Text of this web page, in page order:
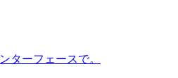
ターフェースで。